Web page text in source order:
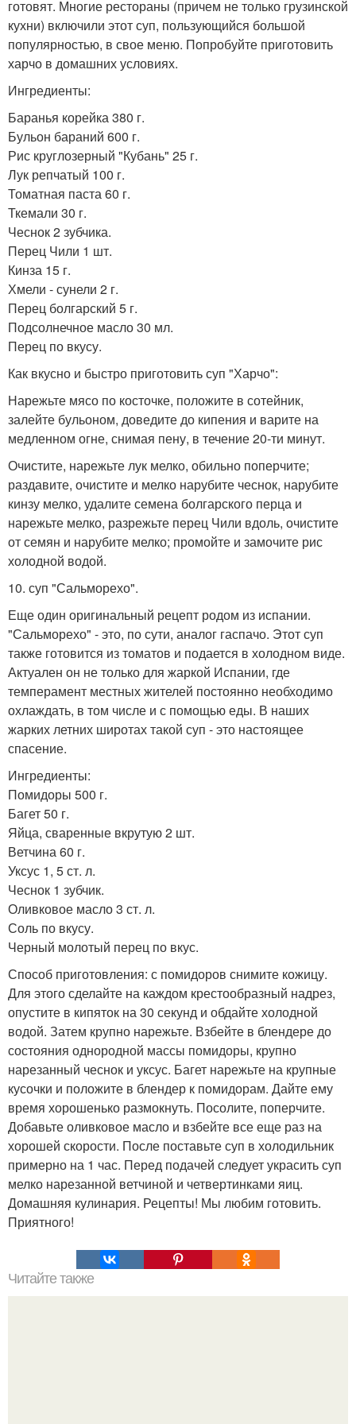
готовят. Многие рестораны (причем не только грузинской
кухни) включили этот суп, пользующийся большой
популярностью, в свое меню. Попробуйте приготовить
харчо в домашних условиях.
Ингредиенты:
Баранья корейка 380 г.
Бульон бараний 600 г.
Рис круглозерный "Кубань" 25 г.
Лук репчатый 100 г.
Томатная паста 60 г.
Ткемали 30 г.
Чеснок 2 зубчика.
Перец Чили 1 шт.
Кинза 15 г.
Хмели - сунели 2 г.
Перец болгарский 5 г.
Подсолнечное масло 30 мл.
Перец по вкусу.
Как вкусно и быстро приготовить суп "Харчо":
Нарежьте мясо по косточке, положите в сотейник,
залейте бульоном, доведите до кипения и варите на
медленном огне, снимая пену, в течение 20-ти минут.
Очистите, нарежьте лук мелко, обильно поперчите;
раздавите, очистите и мелко нарубите чеснок, нарубите
кинзу мелко, удалите семена болгарского перца и
нарежьте мелко, разрежьте перец Чили вдоль, очистите
от семян и нарубите мелко; промойте и замочите рис
холодной водой.
10. суп "Сальморехо".
Еще один оригинальный рецепт родом из испании.
"Сальморехо" - это, по сути, аналог гаспачо. Этот суп
также готовится из томатов и подается в холодном виде.
Актуален он не только для жаркой Испании, где
темперамент местных жителей постоянно необходимо
охлаждать, в том числе и с помощью еды. В наших
жарких летних широтах такой суп - это настоящее
спасение.
Ингредиенты:
Помидоры 500 г.
Багет 50 г.
Яйца, сваренные вкрутую 2 шт.
Ветчина 60 г.
Уксус 1, 5 ст. л.
Чеснок 1 зубчик.
Оливковое масло 3 ст. л.
Соль по вкусу.
Черный молотый перец по вкус.
Способ приготовления: с помидоров снимите кожицу.
Для этого сделайте на каждом крестообразный надрез,
опустите в кипяток на 30 секунд и обдайте холодной
водой. Затем крупно нарежьте. Взбейте в блендере до
состояния однородной массы помидоры, крупно
нарезанный чеснок и уксус. Багет нарежьте на крупные
кусочки и положите в блендер к помидорам. Дайте ему
время хорошенько размокнуть. Посолите, поперчите.
Добавьте оливковое масло и взбейте все еще раз на
хорошей скорости. После поставьте суп в холодильник
примерно на 1 час. Перед подачей следует украсить суп
мелко нарезанной ветчиной и четвертинками яиц.
Домашняя кулинария. Рецепты! Мы любим готовить.
Приятного!
Читайте также